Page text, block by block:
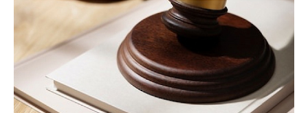
декабря 2001 года 22 летний вартовчанин находился в
квартире по улице Менделеева вместе со своим 29-летним
знакомым. Произошла ссора и мужчина нанес приятелю
множественные удары руками и кассетным магнитофоном в
голову. От полученных травм он скончался. Вартовчанин
испугался и выбросил тело в Обь. Уголовное дело с
обвинительным заключением направлено в суд для
рассмотрения. Вартовчанину грозит до пятнадцати лет
лишения свободы.